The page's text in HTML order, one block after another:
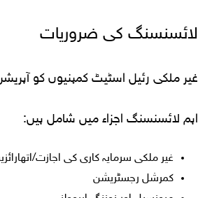
لائسنسنگ کی ضروریات
غیر ملکی رئیل اسٹیٹ کمپنیوں کو
اہم لائسنسنگ اجزاء میں شامل ہیں:
غیر ملکی سرمایہ کاری کی اجازت/
کمرشل رجسٹریشن